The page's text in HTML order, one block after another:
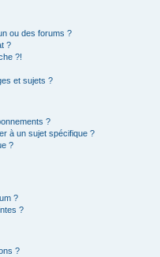
ou des forums ?
?
?!
et sujets ?
?
à un sujet spécifique ?
?
?
?
?